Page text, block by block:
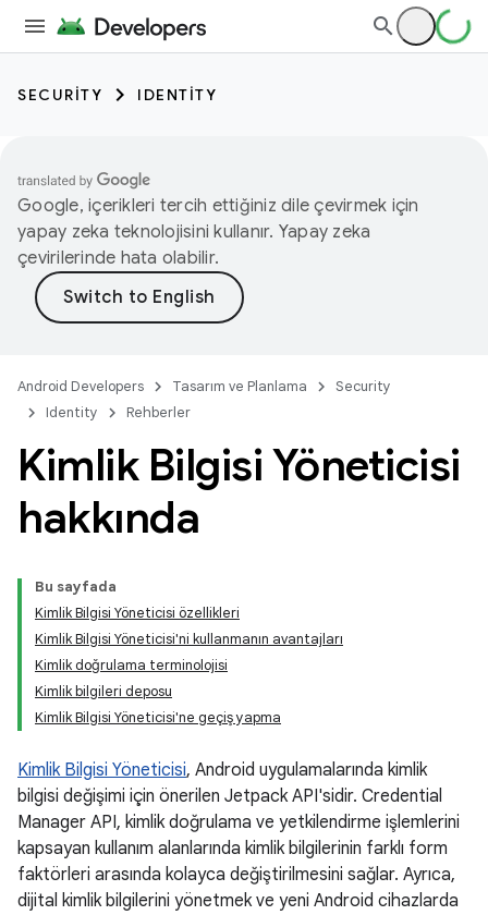
SECURITY IDENTITY
Google, içerikleri tercih ettiğiniz dile çevirmek için
yapay zeka teknolojisini kullanır. Yapay zeka
çevirilerinde hata olabilir.
Android Developers Tasarım ve Planlama
Security
Identity
Rehberler
Kimlik Bilgisi Yöneticisi
hakkında
Bu sayfada
Kimlik Bilgisi Yöneticisi özellikleri
Kimlik Bilgisi Yöneticisi'ni kullanmanın avantajları
Kimlik doğrulama terminolojisi
Kimlik bilgileri deposu
Kimlik Bilgisi Yöneticisi'ne geçiş yapma
Kimlik Bilgisi Yöneticisi, Android uygulamalarında kimlik
bilgisi değişimi için önerilen Jetpack API'sidir. Credential
Manager API, kimlik doğrulama ve yetkilendirme işlemlerini
kapsayan kullanım alanlarında kimlik bilgilerinin farklı form
faktörleri arasında kolayca değiştirilmesini sağlar. Ayrıca,
dijital kimlik bilgilerini yönetmek ve yeni Android cihazlarda